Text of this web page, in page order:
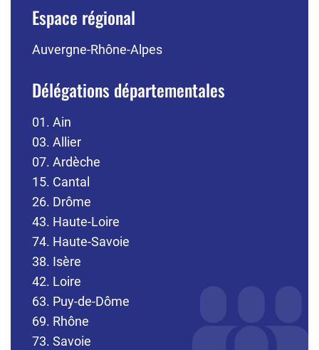
Espace régional
Auvergne-Rhône-Alpes
Délégations départementales
01. Ain
03. Allier
07. Ardèche
15. Cantal
26. Drôme
43. Haute-Loire
74. Haute-Savoie
38. Isère
42. Loire
63. Puy-de-Dôme
69. Rhône
73. Savoie